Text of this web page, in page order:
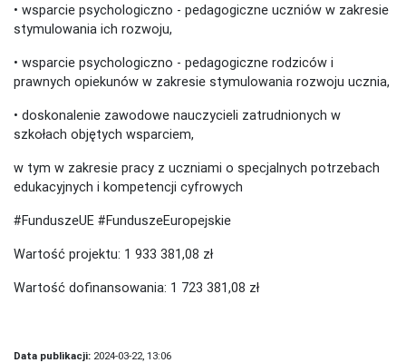
• wsparcie psychologiczno - pedagogiczne uczniów w zakresie
stymulowania ich rozwoju,
• wsparcie psychologiczno - pedagogiczne rodziców i
prawnych opiekunów w zakresie stymulowania rozwoju ucznia,
• doskonalenie zawodowe nauczycieli zatrudnionych w
szkołach objętych wsparciem,
w tym w zakresie pracy z uczniami o specjalnych potrzebach
edukacyjnych i kompetencji cyfrowych
#FunduszeUE #FunduszeEuropejskie
Wartość projektu: 1 933 381,08 zł
Wartość dofinansowania: 1 723 381,08 zł
Data publikacji: 2024-03-22, 13:06